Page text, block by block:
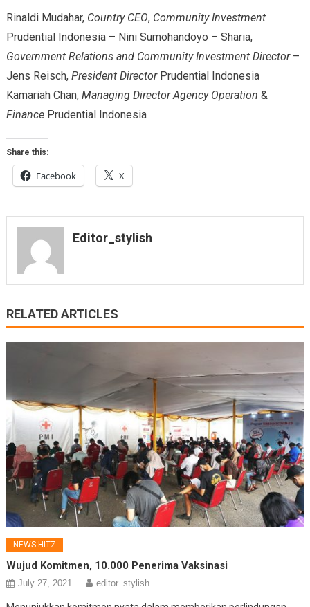
Rinaldi Mudahar, Country CEO, Community Investment
Prudential Indonesia – Nini Sumohandoyo – Sharia,
Government Relations and Community Investment Director–
Jens Reisch, President DirectorPrudential Indonesia
Kamariah Chan, Managing Director Agency Operation &
FinancePrudential Indonesia
Share this:
Facebook X
Editor_stylish
RELATED ARTICLES
NEWS HITZ
Wujud Komitmen, 10.000 Penerima Vaksinasi
July 27, 2021 editor_stylish